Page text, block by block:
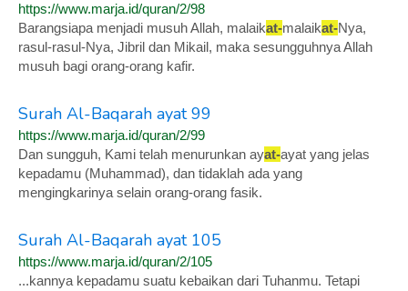
https://www.marja.id/quran/2/98
Barangsiapa menjadi musuh Allah, malaikat-malaikat-Nya,
rasul-rasul-Nya, Jibril dan Mikail, maka sesungguhnya Allah
musuh bagi orang-orang kafir.
Surah Al-Baqarah ayat 99
https://www.marja.id/quran/2/99
Dan sungguh, Kami telah menurunkan ayat-ayat yang jelas
kepadamu (Muhammad), dan tidaklah ada yang
mengingkarinya selain orang-orang fasik.
Surah Al-Baqarah ayat 105
https://www.marja.id/quran/2/105
...kannya kepadamu suatu kebaikan dari Tuhanmu. Tetapi